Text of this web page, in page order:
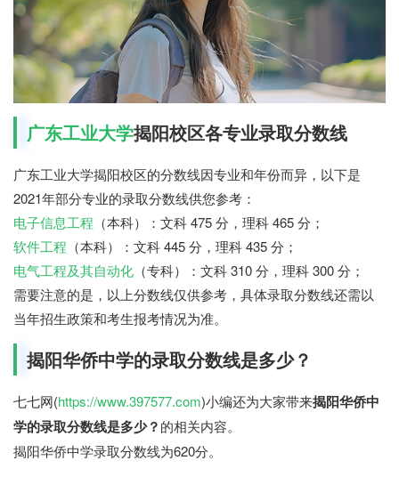
广东工业大学揭阳校区各专业录取分数线
广东工业大学揭阳校区的分数线因专业和年份而异，以下是
2021年部分专业的录取分数线供您参考：
电子信息工程 （本科）：文科 475 分，理科 465 分；
软件工程 （本科）：文科 445 分，理科 435 分；
电气工程及其自动化 （专科）：文科 310 分，理科 300 分；
需要注意的是，以上分数线仅供参考，具体录取分数线还需以
当年招生政策和考生报考情况为准。
揭阳华侨中学的录取分数线是多少？
七七网(https://www.397577.com)小编还为大家带来揭阳华侨中
学的录取分数线是多少？的相关内容。
揭阳华侨中学录取分数线为620分。